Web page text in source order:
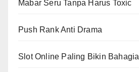
Mabar Seru Tanpa Harus Toxic
Push Rank Anti Drama
Slot Online Paling Bikin Bahagia